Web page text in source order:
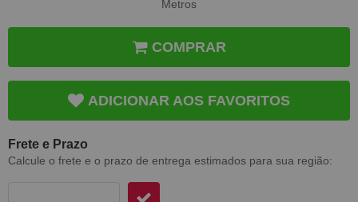
Metros
COMPRAR
ADICIONAR AOS FAVORITOS
Frete e Prazo
Calcule o frete e o prazo de entrega estimados para sua região: